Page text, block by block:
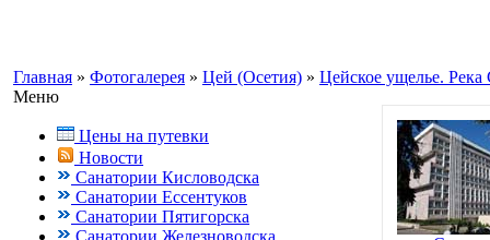
Главная » Фотогалерея » Цей (Осетия) » Цейское ущелье. Река
Меню
Цены на путевки
Новости
Санатории Кисловодска
Санатории Ессентуков
Санатории Пятигорска
Санатории Железноводска